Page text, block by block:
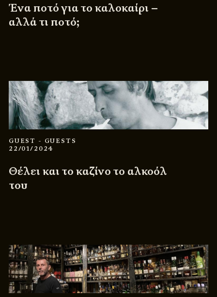
Ένα ποτό για το καλοκαίρι –
αλλά τι ποτό;
GUEST - GUESTS
22/01/2024
Θέλει και το καζίνο το αλκοόλ
του